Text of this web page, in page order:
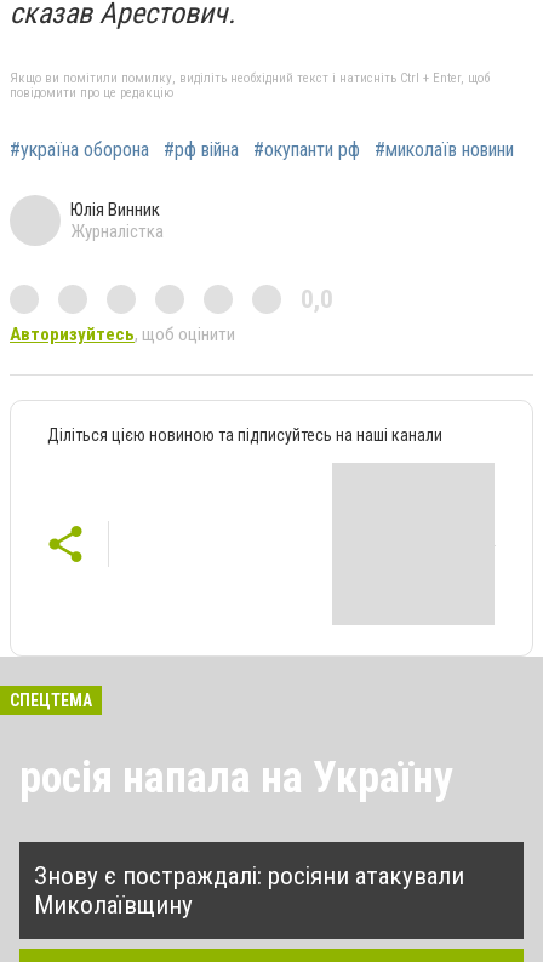
сказав Арестович.
Якщо ви помітили помилку, виділіть необхідний текст і натисніть Ctrl + Enter, щоб
повідомити про це редакцію
#україна оборона #рф війна #окупанти рф #миколаїв новини
Юлія Винник
Журналістка
0,0
Авторизуйтесь, щоб оцінити
Діліться цією новиною та підписуйтесь на наші канали
СПЕЦТЕМА
росія напала на Україну
Знову є постраждалі: росіяни атакували
Миколаївщину